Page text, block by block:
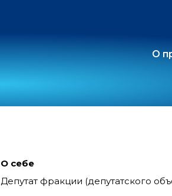
О
О себе
Депутат фракции (депутатского